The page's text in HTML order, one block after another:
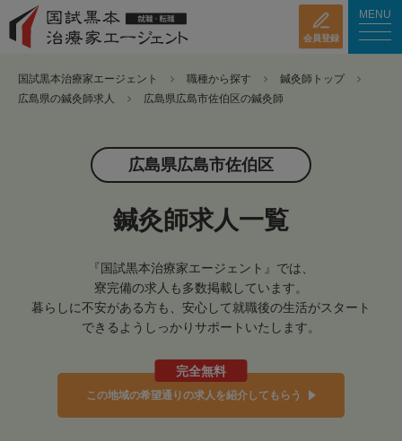
会員登録
MENU
国試黒本治療家エージェント 職種から探す
鍼灸師トップ
広島県の鍼灸師求人
広島県広島市佐伯区の鍼灸師
広島県広島市佐伯区
鍼灸師求人一覧
『国試黒本治療家エージェント』では、
寮完備の求人も多数掲載しています。
暮らしに不安がある方も、安心して就職後の生活がスタート
できるようしっかりサポートいたします。
完全無料
この地域の希望通りの求人を紹介してもらう